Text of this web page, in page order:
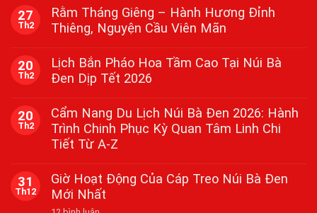
bình
luận
ở
Bà
Tại
Núi
Tây
Ninh
2026
27
Th2
Rằm Tháng Giêng – Hành Hương Đỉnh
Thiêng, Nguyện Cầu Viên Mãn
có
bình
luận
Tháng
Giêng
Hành
Hương
Thiêng,
Nguyện
Cầu
20
Th2
Lịch Bắn Pháo Hoa Tầm Cao Tại Núi Bà
Đen Dịp Tết 2026
có
bình
luận
ở
Lịch
Hoa
Tầm
Cao
20
Th2
Cẩm Nang Du Lịch Núi Bà Đen 2026: Hành
Trình Chinh Phục Kỳ Quan Tâm Linh Chi
Tiết Từ A-Z
có
bình
luận
31
Th12
Giờ Hoạt Động Của Cáp Treo Núi Bà Đen
Mới Nhất